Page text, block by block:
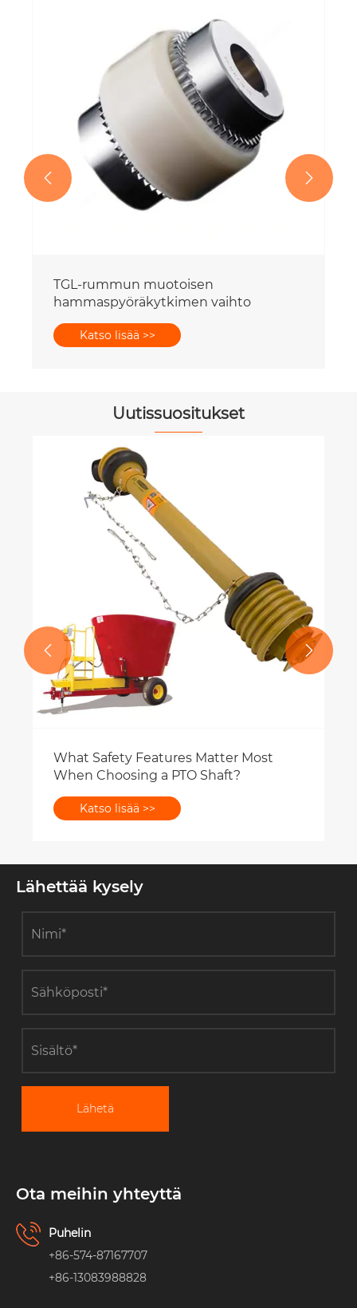
hammaspyöräkytkimen vaihto
Katso lisää >>
 
Uutissuositukset
Kuinka materiaalin valinta vaikuttaa
matovaihteiston osien
kulumiskestävyyteen?
Katso lisää >>
 
Lähettää kysely
Lähetä
Ota meihin yhteyttä
Puhelin
+86-574-87167707
+86-13083988828